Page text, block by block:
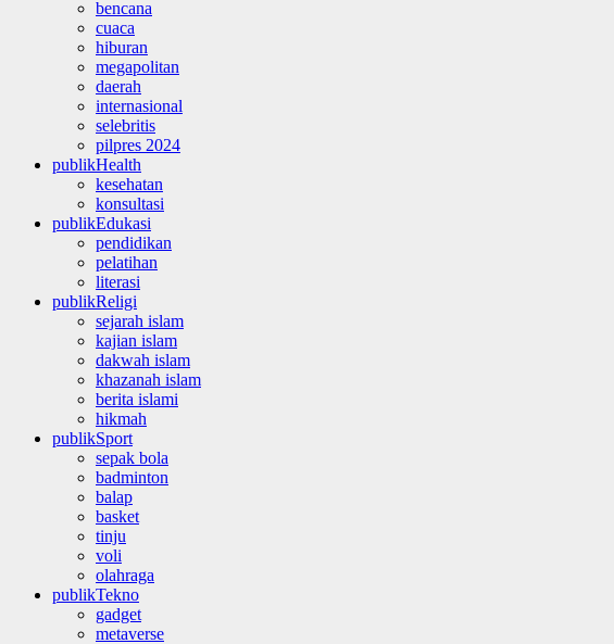
bencana
cuaca
hiburan
megapolitan
daerah
internasional
selebritis
pilpres 2024
publikHealth
kesehatan
konsultasi
publikEdukasi
pendidikan
pelatihan
literasi
publikReligi
sejarah islam
kajian islam
dakwah islam
khazanah islam
berita islami
hikmah
publikSport
sepak bola
badminton
balap
basket
tinju
voli
olahraga
publikTekno
gadget
metaverse